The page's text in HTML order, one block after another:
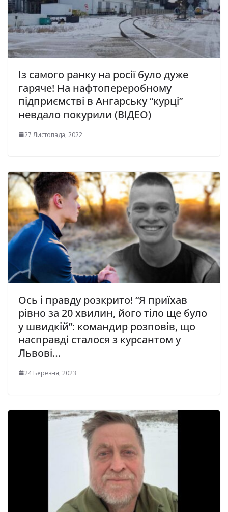
Із самого ранку на росії було дуже
гаряче! На нафтопереробному
підприємстві в Ангарську “курці”
невдало покурили (ВІДЕО)
27 Листопада, 2022
Ось і правду розкрито! “Я приїхав
рівно за 20 хвилин, його тiло ще було
у швидкій”: командир розповів, що
насправді сталося з курсантом у
Львові…
24 Березня, 2023